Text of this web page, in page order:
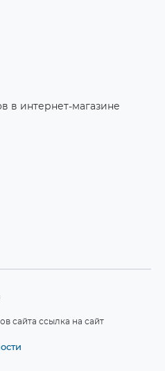
в интернет-магазине
сайта ссылка на сайт